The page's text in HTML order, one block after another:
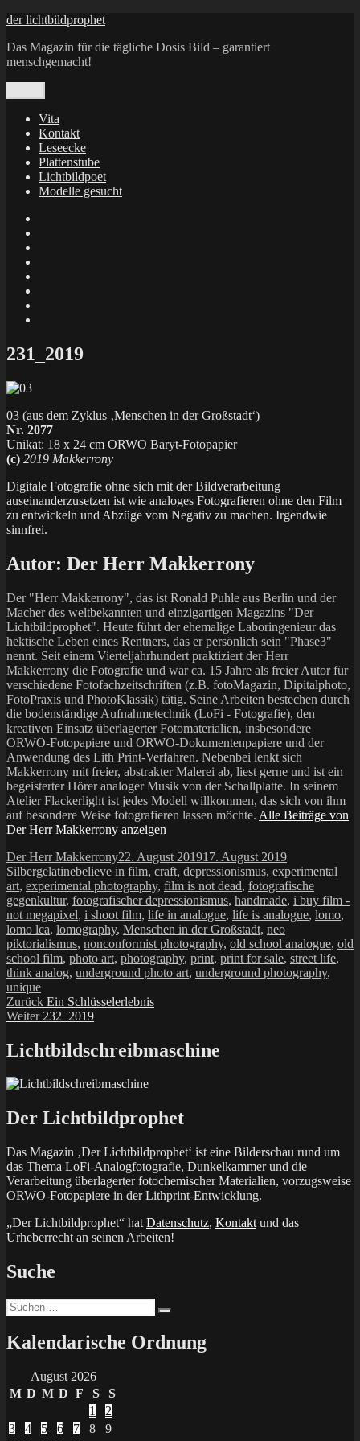
Zum
springen
der lichtbildprophet
Das Magazin für die tägliche Dosis Bild – garantiert
menschgemacht!
Vita
Kontakt
Leseecke
Plattenstube
Lichtbildpoet
Modelle gesucht
X
231_2019
03 (aus dem Zyklus ‚Menschen in der Großstadt‘)
Nr. 2077
Unikat: 18 x 24 cm ORWO Baryt-Fotopapier
(c) 2019 Makkerrony
Digitale Fotografie ohne sich mit der Bildverarbeitung
auseinanderzusetzen ist wie analoges Fotografieren ohne den Film
zu entwickeln und Abzüge vom Negativ zu machen. Irgendwie
sinnfrei.
Autor: Der Herr Makkerrony
Der "Herr Makkerrony", das ist Ronald Puhle aus Berlin und der
Macher des weltbekannten und einzigartigen Magazins "Der
Lichtbildprophet". Heute führt der ehemalige Laboringenieur das
hektische Leben eines Rentners, das er persönlich sein "Phase3"
nennt. Seit einem Vierteljahrhundert praktiziert der Herr
Makkerrony die Fotografie und war ca. 15 Jahre als freier Autor für
verschiedene Fotofachzeitschriften (z.B. fotoMagazin, Dipitalphoto,
FotoPraxis und PhotoKlassik) tätig. Seine Arbeiten bestechen durch
die bodenständige Aufnahmetechnik (LoFi - Fotografie), den
kreativen Einsatz überlagerter Fotomaterialien, insbesondere
ORWO-Fotopapiere und ORWO-Dokumentenpapiere und der
Anwendung des Lith Print-Verfahren. Nebenbei lenkt sich
Makkerrony mit freier, abstrakter Malerei ab, liest gerne und ist ein
begeisterter Hörer analoger Musik von der Schallplatte. In seinem
Atelier Flackerlight ist jedes Modell willkommen, das sich von ihm
auf besondere Weise fotografieren lassen möchte. Alle Beiträge von
Der Herr Makkerrony anzeigen
Autor
Der Herr MakkerronyVeröffentlicht
am
22. August 201917. August 2019Kategorien
SilbergelatineSchlagwörter
believe in film, craft, depressionismus, experimental
art, experimental photography, film is not dead, fotografische
gegenkultur, fotografischer depressionismus, handmade, i buy film -
not megapixel, i shoot film, life in analogue, life is analogue, lomo,
lomo lca, lomography, Menschen in der Großstadt, neo
piktorialismus, nonconformist photography, old school analogue, old
school film, photo art, photography, print, print for sale, street life,
think analog, underground photo art, underground photography,
unique
Beitragsnavigation
Zurück Vorheriger
Beitrag:
Ein Schlüsselerlebnis
Weiter Nächster
232_2019
Lichtbildschreibmaschine
Der Lichtbildprophet
Das Magazin ‚Der Lichtbildprophet‘ ist eine Bilderschau rund um
das Thema LoFi-Analogfotografie, Dunkelkammer und die
Verarbeitung überlagerter fotochemischer Materialien, vorzugsweise
ORWO-Fotopapiere in der Lithprint-Entwicklung.
„Der Lichtbildprophet“ hat Datenschutz, Kontakt und das
Urheberrecht an seinen Arbeiten!
Suche
Suchen
nach:
Kalendarische Ordnung
August 2026
M D M D F S
S
1
2
3
4 5 6 7 8
9